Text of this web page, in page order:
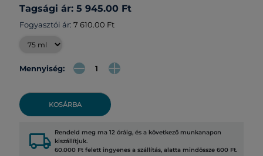
Tagsági ár: 5 945.00 Ft
Fogyasztói ár: 7 610.00 Ft
Mennyiség:
KOSÁRBA
local_shipping Rendeld meg ma 12 óráig, és a következő munkanapon
kiszállítjuk.
60.000 Ft felett ingyenes a szállítás, alatta mindössze 600 Ft.